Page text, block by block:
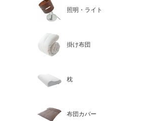
照明・ライト
掛け布団
枕
布団カバー